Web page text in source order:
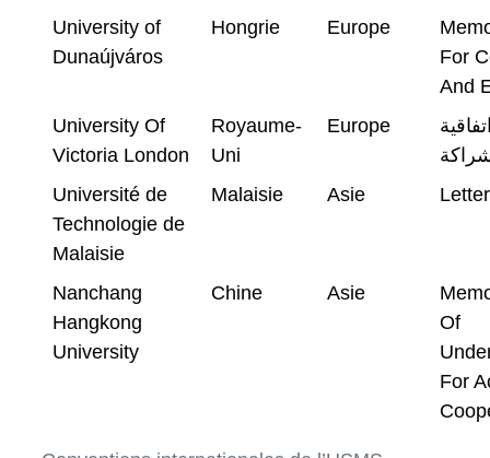
University of
Dunaújváros
Hongrie Europe
For
And
University Of
Victoria London
Royaume-
Uni
Europe
Université de
Technologie de
Malaisie
Malaisie Asie
Nanchang
Hangkong
University
Chine Asie
Of
For